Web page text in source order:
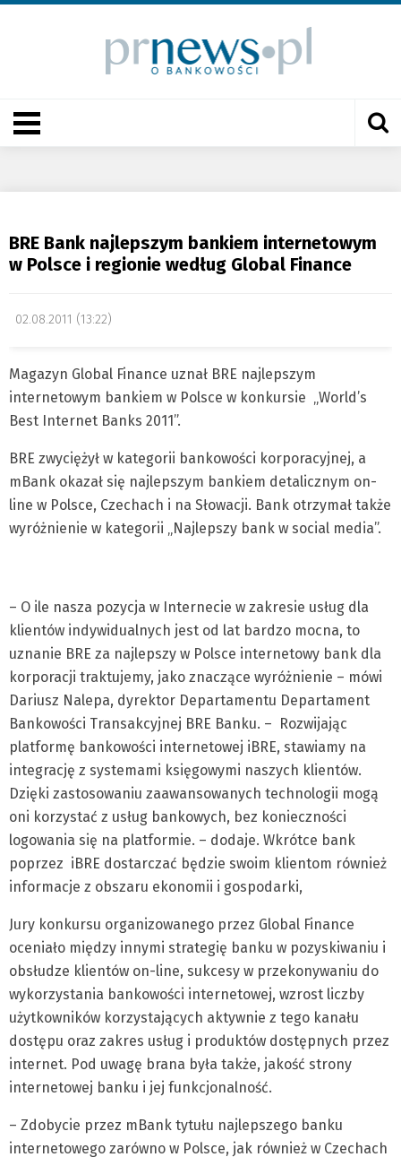
BRE Bank najlepszym bankiem internetowym
w Polsce i regionie według Global Finance
02.08.2011 (13:22)
Magazyn Global Finance uznał BRE najlepszym
internetowym bankiem w Polsce w konkursie „World’s
Best Internet Banks 2011”.
BRE zwyciężył w kategorii bankowości korporacyjnej, a
mBank okazał się najlepszym bankiem detalicznym on-
line w Polsce, Czechach i na Słowacji. Bank otrzymał także
wyróżnienie w kategorii „Najlepszy bank w social media”.
– O ile nasza pozycja w Internecie w zakresie usług dla
klientów indywidualnych jest od lat bardzo mocna, to
uznanie BRE za najlepszy w Polsce internetowy bank dla
korporacji traktujemy, jako znaczące wyróżnienie – mówi
Dariusz Nalepa, dyrektor Departamentu Departament
Bankowości Transakcyjnej BRE Banku. – Rozwijając
platformę bankowości internetowej iBRE, stawiamy na
integrację z systemami księgowymi naszych klientów.
Dzięki zastosowaniu zaawansowanych technologii mogą
oni korzystać z usług bankowych, bez konieczności
logowania się na platformie. – dodaje. Wkrótce bank
poprzez iBRE dostarczać będzie swoim klientom również
informacje z obszaru ekonomii i gospodarki,
Jury konkursu organizowanego przez Global Finance
oceniało między innymi strategię banku w pozyskiwaniu i
obsłudze klientów on-line, sukcesy w przekonywaniu do
wykorzystania bankowości internetowej, wzrost liczby
użytkowników korzystających aktywnie z tego kanału
dostępu oraz zakres usług i produktów dostępnych przez
internet. Pod uwagę brana była także, jakość strony
internetowej banku i jej funkcjonalność.
– Zdobycie przez mBank tytułu najlepszego banku
internetowego zarówno w Polsce, jak również w Czechach